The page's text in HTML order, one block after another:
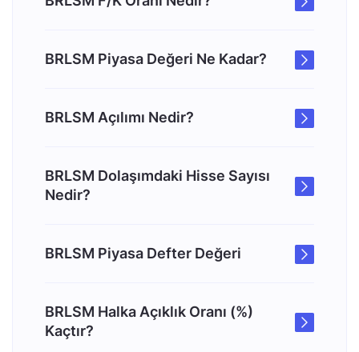
BRLSM Piyasa Değeri Ne Kadar?
BRLSM Açılımı Nedir?
BRLSM Dolaşımdaki Hisse Sayısı
Nedir?
BRLSM Piyasa Defter Değeri
BRLSM Halka Açıklık Oranı (%)
Kaçtır?